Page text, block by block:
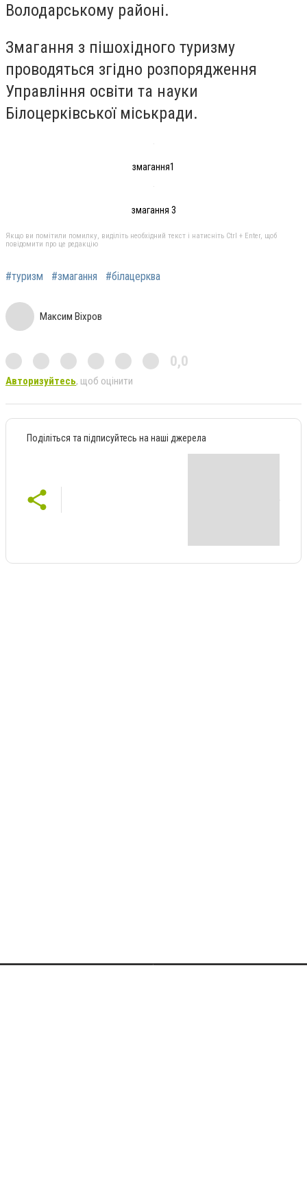
Володарському районі.
Змагання з пішохідного туризму
проводяться згідно розпорядження
Управління освіти та науки
Білоцерківської міськради.
змагання1
змагання 3
Якщо ви помітили помилку, виділіть необхідний текст і натисніть Ctrl + Enter, щоб
повідомити про це редакцію
#туризм #змагання #білацерква
Максим Віхров
0,0
Авторизуйтесь, щоб оцінити
Поділіться та підписуйтесь на наші джерела